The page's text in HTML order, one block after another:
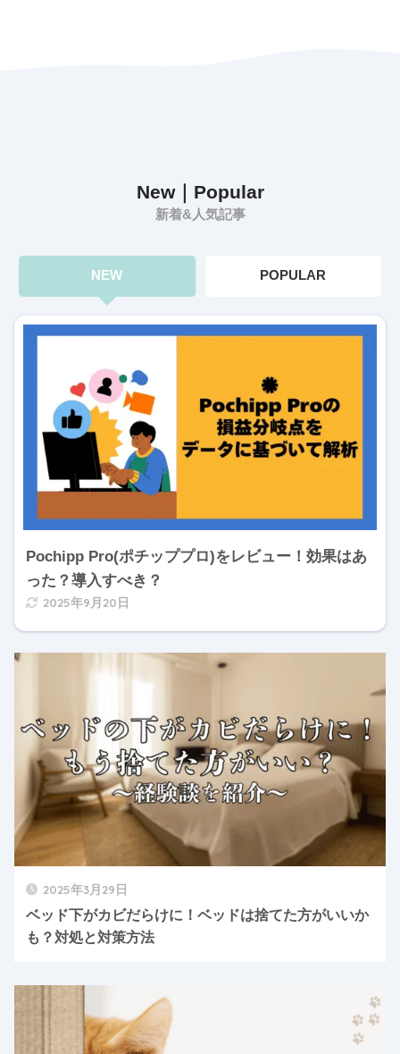
New｜Popular
新着&人気記事
NEW POPULAR
Pochipp Pro(ポチッププロ)をレビュー！効果はあ
った？導入すべき？
2025年9月20日
2025年3月29日
ベッド下がカビだらけに！ベッドは捨てた方がいいか
も？対処と対策方法